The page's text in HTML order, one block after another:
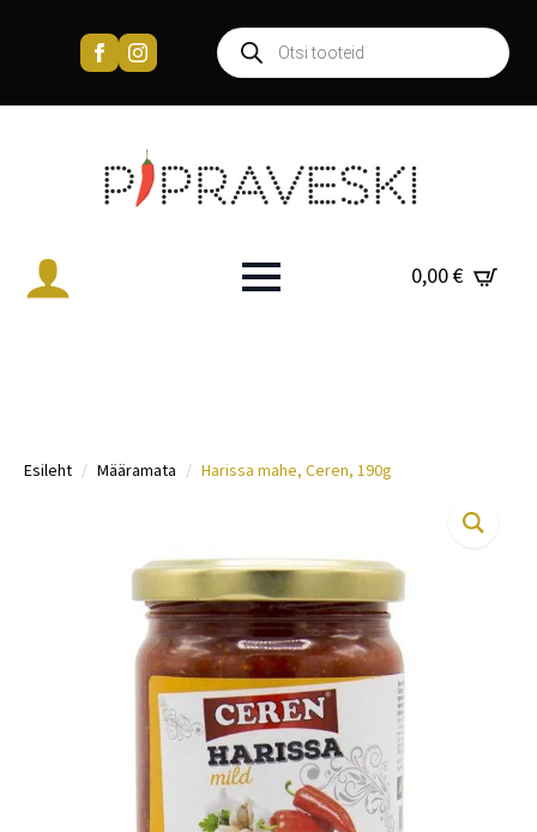
Products
search
0,00€
Esileht Määramata Harissa mahe, Ceren, 190g